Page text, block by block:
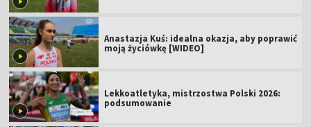
Anastazja Kuś: idealna okazja, aby poprawić
moją życiówkę [WIDEO]
Lekkoatletyka, mistrzostwa Polski 2026:
podsumowanie